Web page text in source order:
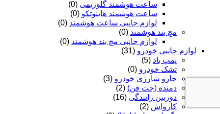
ساعت هوشمند گلوریمی (0)
ساعت هوشمند هاینوتکو (0)
لوازم جانبی ساعت هوشمند (0)
مچ بند هوشمند (0)
لوازم جانبی مچ بند هوشمند (0)
لوازم جانبی خودرو (31)
پمپ باد (5)
تشک خودرو (0)
جارو شارژی خودرو (3)
دمنده (جت فن) (2)
دوربین رانندگی (16)
کارواش (2)